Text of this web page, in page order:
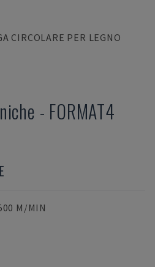
CIRCOLARE PER LEGNO
- FORMAT4
M/MIN